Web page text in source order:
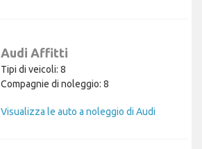
Audi Affitti
Tipi di veicoli: 8
Compagnie di noleggio: 8
Visualizza le auto a noleggio di Audi